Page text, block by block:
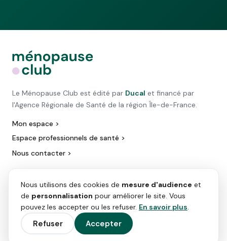
Nous utilisons des cookies de mesure d'audience et
de personnalisation pour améliorer le site. Vous
pouvez les accepter ou les refuser. En savoir plus.
Refuser Accepter
Le Ménopause Club est édité par Ducal et financé par
l'Agence Régionale de Santé de la région Île-de-France.
Mon espace >
Espace professionnels de santé >
Nous contacter >
Sources : Rapport Sénat (juin 2023), Inserm (oct. 2017), Kantar (déc. 2019)